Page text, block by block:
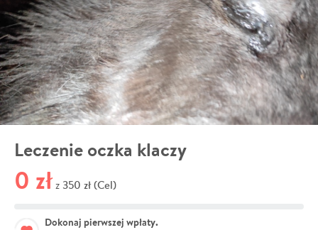
Leczenie oczka klaczy
0 zł z 350 zł (Cel)
Dokonaj pierwszej wpłaty.